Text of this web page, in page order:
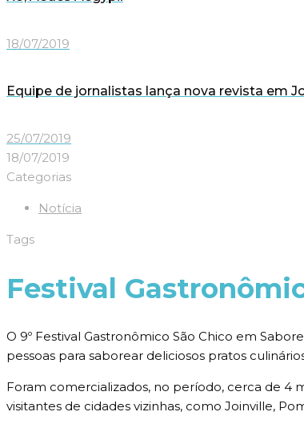
18/07/2019
Equipe de jornalistas lança nova revista em
25/07/2019
18/07/2019
Categorias
Notícia
Tags
Festival
O 9º Festival Gastronômico São Chico em
pessoas para saborear deliciosos pratos
Foram comercializados, no período, cerca de 4
visitantes de cidades vizinhas, como Joinville,